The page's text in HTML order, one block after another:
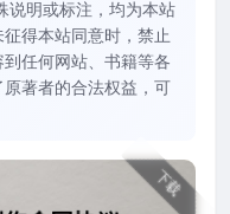
说明或标注，均为本站
得本站同意时，禁止
任何网站、书籍等各
著者的合法权益，可
下载